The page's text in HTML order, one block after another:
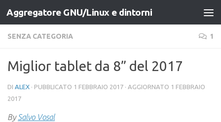
Salta al contenuto
Aggregatore GNU/Linux e dintorni
SENZA CATEGORIA 1
Miglior tablet da 8” del 2017
DI ALEX · PUBBLICATO 1 FEBBRAIO 2017 · AGGIORNATO 1 FEBBRAIO
2017
BySalvo Vosal